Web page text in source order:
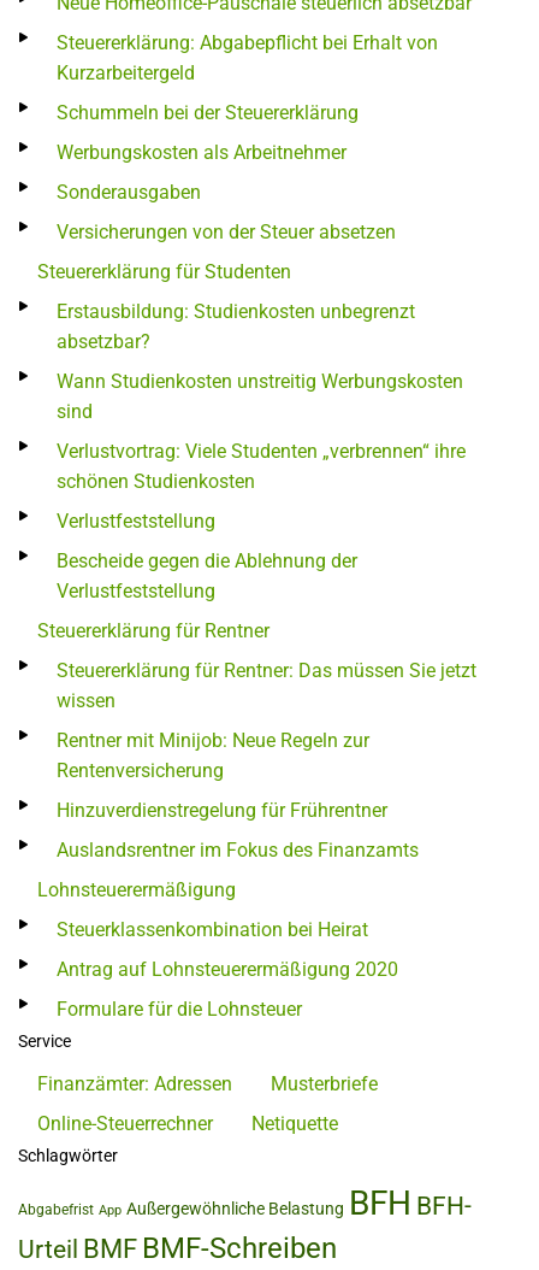
Steuererklärung: Abgabepflicht bei Erhalt von
Kurzarbeitergeld
Schummeln bei der Steuererklärung
Werbungskosten als Arbeitnehmer
Sonderausgaben
Versicherungen von der Steuer absetzen
Steuererklärung für Studenten
Erstausbildung: Studienkosten unbegrenzt
absetzbar?
Wann Studienkosten unstreitig Werbungskosten
sind
Verlustvortrag: Viele Studenten „verbrennen“ ihre
schönen Studienkosten
Verlustfeststellung
Bescheide gegen die Ablehnung der
Verlustfeststellung
Steuererklärung für Rentner
Steuererklärung für Rentner: Das müssen Sie jetzt
wissen
Rentner mit Minijob: Neue Regeln zur
Rentenversicherung
Hinzuverdienstregelung für Frührentner
Auslandsrentner im Fokus des Finanzamts
Lohnsteuerermäßigung
Steuerklassenkombination bei Heirat
Antrag auf Lohnsteuerermäßigung 2020
Formulare für die Lohnsteuer
Service
Finanzämter: Adressen
Musterbriefe
Online-Steuerrechner
Netiquette
Schlagwörter
Abgabefrist App Außergewöhnliche Belastung BFH BFH-
Urteil BMF BMF-Schreiben